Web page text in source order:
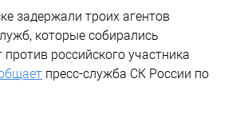
задержали троих агентов
которые собирались
российского участника
пресс-служба СК России по